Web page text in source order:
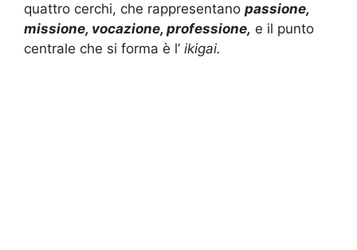
quattro cerchi, che rappresentano passione,
missione, vocazione, professione, e il punto
centrale che si forma è l’ ikigai.